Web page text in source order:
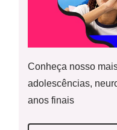
Conheça nosso
adolescências,
anos finais